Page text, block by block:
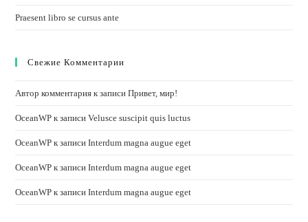
Praesent libro se cursus ante
Свежие Комментарии
Автор комментария к записиПривет, мир!
OceanWP к записиVelusce suscipit quis luctus
OceanWP к записиInterdum magna augue eget
OceanWP к записиInterdum magna augue eget
OceanWP к записиInterdum magna augue eget